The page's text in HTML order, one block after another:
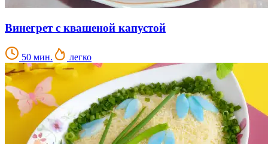
Винегрет с квашеной капустой
50 мин. легко